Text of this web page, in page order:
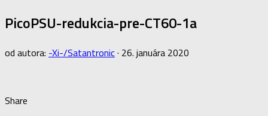
PicoPSU-redukcia-pre-CT60-1a
od autora: -Xi-/Satantronic· 26. januára 2020
Share